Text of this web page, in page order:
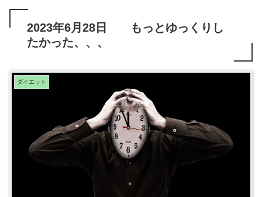
2023年6月28日 もっとゆっくりし
たかった、、、
ダイエット